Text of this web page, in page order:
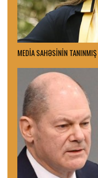
MEDİA SAHƏSİNİN